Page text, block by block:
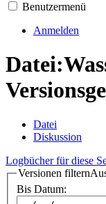
Benutzermenü
Anmelden
Datei
Diskussion
Logbücher für diese
Versionen filtern
Bis Datum: